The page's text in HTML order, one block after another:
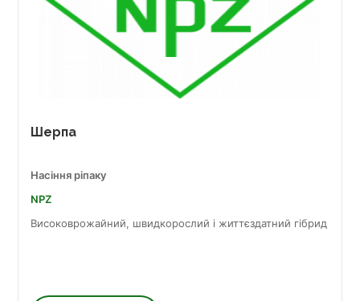
Шерпа
Насіння ріпаку
NPZ
Високоврожайний, швидкорослий і життєздатний гібрид